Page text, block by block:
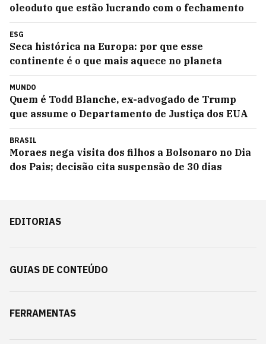
oleoduto que estão lucrando com o fechamento
ESG
Seca histórica na Europa: por que esse
continente é o que mais aquece no planeta
MUNDO
Quem é Todd Blanche, ex-advogado de Trump
que assume o Departamento de Justiça dos EUA
BRASIL
Moraes nega visita dos filhos a Bolsonaro no Dia
dos Pais; decisão cita suspensão de 30 dias
EDITORIAS
GUIAS DE CONTEÚDO
FERRAMENTAS